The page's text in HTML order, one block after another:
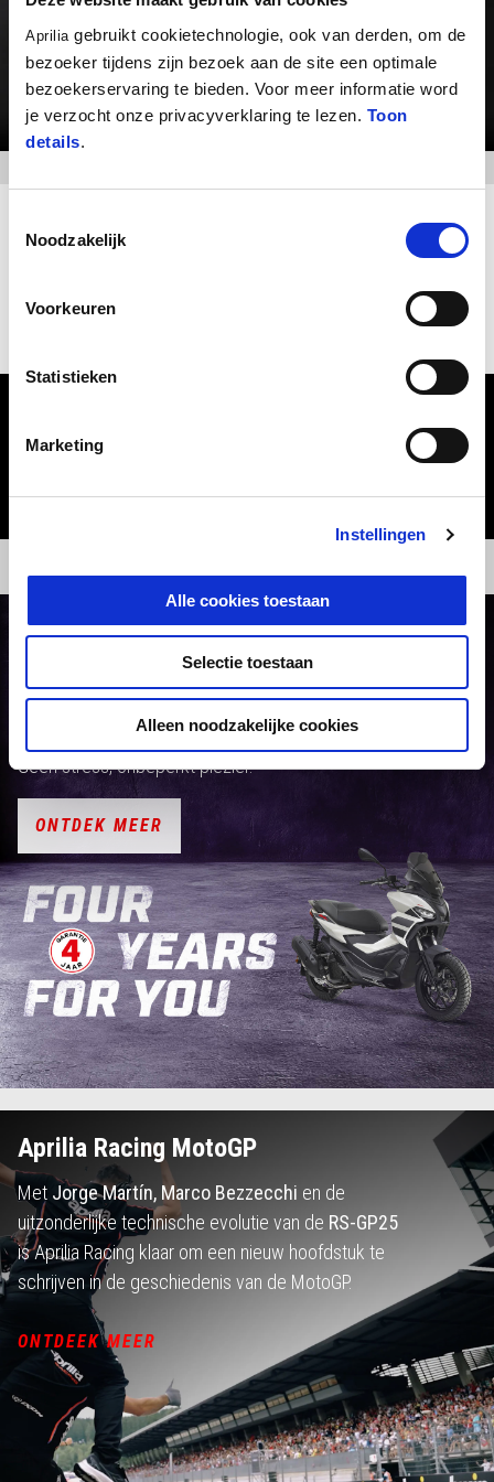
Aprilia gebruikt cookietechnologie, ook van derden, om de
bezoeker tijdens zijn bezoek aan de site een optimale
bezoekerservaring te bieden. Voor meer informatie word
je verzocht onze privacyverklaring te lezen. Toon
details.
Noodzakelijk
Voorkeuren
Statistieken
Marketing
Instellingen
Alle cookies toestaan
Selectie toestaan
Alleen noodzakelijke cookies
#bearacer club: de Aprilia-community
APRILIA SR GT NU VANAF €3.679
Laat je verleiden door de voordelen op de SR GT in
september en de 4 jaar garantie op het
scooterassortiment van Aprilia.
Geen stress, onbeperkt plezier.
ONTDEK MEER
Aprilia Racing MotoGP
Met Jorge Martín, Marco Bezzecchi en de
uitzonderlijke technische evolutie van de RS-GP25
is Aprilia Racing klaar om een nieuw hoofdstuk te
schrijven in de geschiedenis van de MotoGP.
ONTDEEK MEER